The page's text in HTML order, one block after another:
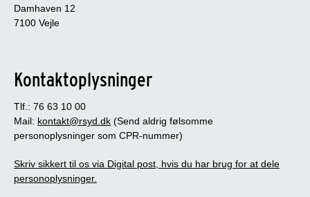
Damhaven 12
7100 Vejle
Kontaktoplysninger
Tlf.: 76 63 10 00
Mail: kontakt@rsyd.dk (Send aldrig følsomme
personoplysninger som CPR-nummer)
Skriv sikkert til os via Digital post, hvis du har brug for at dele
personoplysninger.